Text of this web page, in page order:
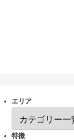
エリア
特徴